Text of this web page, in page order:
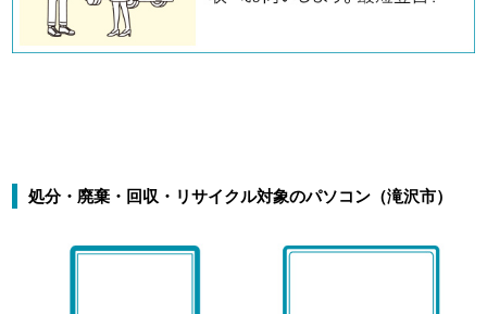
処分・廃棄・回収・リサイクル対象のパソコン（滝沢市）